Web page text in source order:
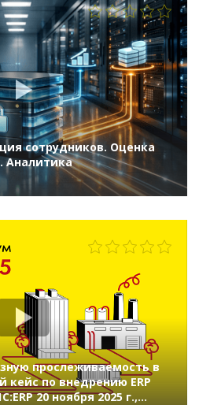
сотрудников. Оценка
Аналитика
прослеживаемость в
кейс по внедрению ERP
20 ноября 2025 г.,